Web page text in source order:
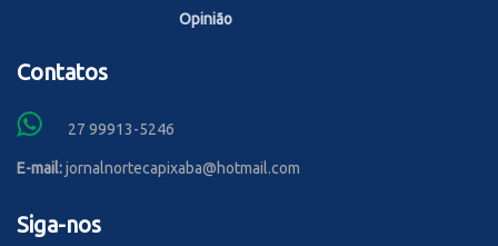
Opinião
Contatos
27 99913-5246
E-mail:jornalnortecapixaba@hotmail.com
Siga-nos